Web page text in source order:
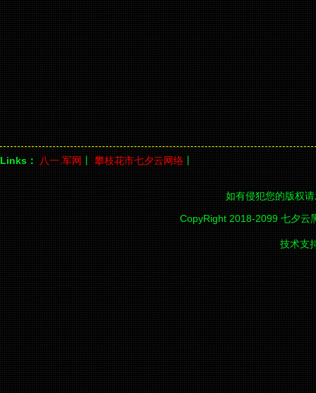
Links： 八一.军网丨攀枝花市七夕云网络丨
如有侵犯您的版权
CopyRight 2018-2099 七夕云
技术支